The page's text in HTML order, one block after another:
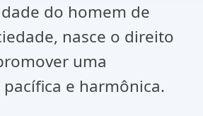
do homem de
nasce o direito
uma
e harmônica.